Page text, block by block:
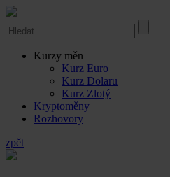
Kurzy měn
Kurz Euro
Kurz Dolaru
Kurz Zlotý
Kryptoměny
Rozhovory
zpět